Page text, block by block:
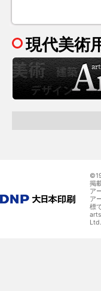
現代美術
掲
ア
ア
標
Ltd.